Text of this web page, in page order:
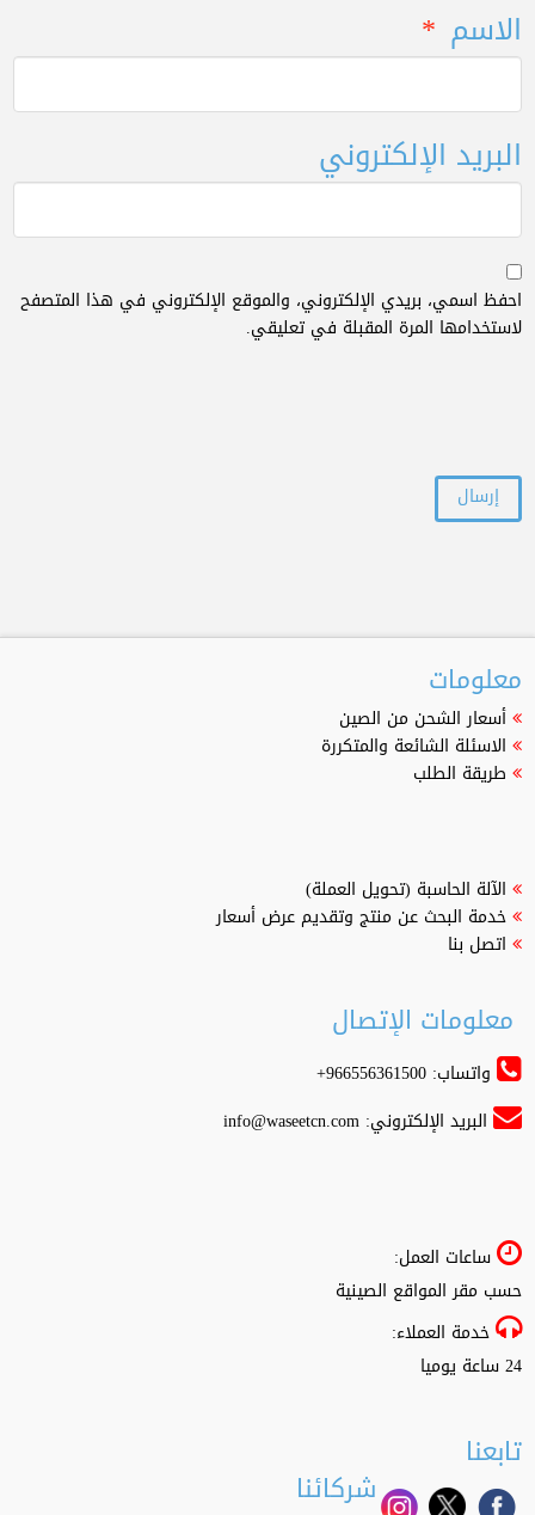
الاسم *
البريد الإلكتروني
احفظ اسمي، بريدي الإلكتروني، والموقع الإلكتروني في هذا المتصفح
لاستخدامها المرة المقبلة في تعليقي.
معلومات
أسعار الشحن من الصين
الاسئلة الشائعة والمتكررة
طريقة الطلب
الآلة الحاسبة (تحويل العملة)
خدمة البحث عن منتج وتقديم عرض أسعار
اتصل بنا
معلومات الإتصال
واتساب: 966556361500+
البريد الإلكتروني:info@waseetcn.com
ساعات العمل:
حسب مقر المواقع الصينية
خدمة العملاء:
24 ساعة يوميا
تابعنا
شركائنا